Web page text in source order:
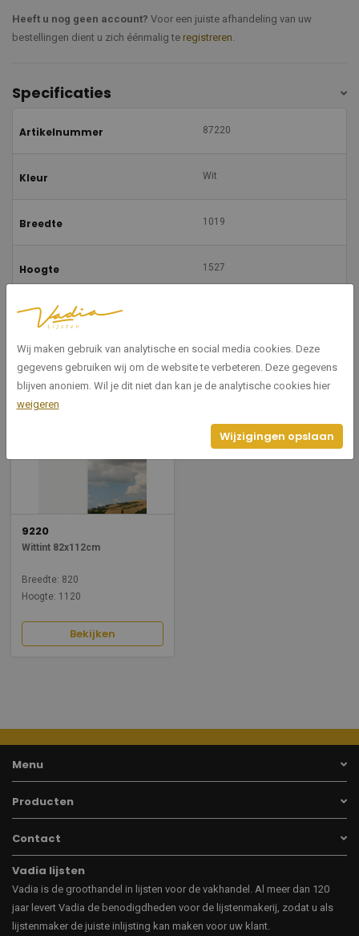
Heeft u nog geen account? Voor een juiste afhandeling van uw
bestellingen dient u zich éénmalig te registreren.
Specificaties
Artikelnummer 87220
Kleur Wit
Breedte 1019
Hoogte 1527
Aantal vellen
Gerelateerde producten
9220
Wittint 82x112cm
Breedte: 820
Hoogte: 1120
Bekijken
Menu
Producten
Contact
Vadia lijsten
Vadia is de groothandel in lijsten voor de vakhandel. Al meer dan 120
jaar levert Vadia de benodigdheden voor de lijstenmakerij, zodat u als
lijstenmaker de juiste inlijsting kan maken voor uw klant.
Wij maken gebruik van analytische en social media cookies. Deze
gegevens gebruiken wij om de website te verbeteren. Deze gegevens
blijven anoniem. Wil je dit niet dan kan je de analytische cookies hier
weigeren
Wijzigingen opslaan